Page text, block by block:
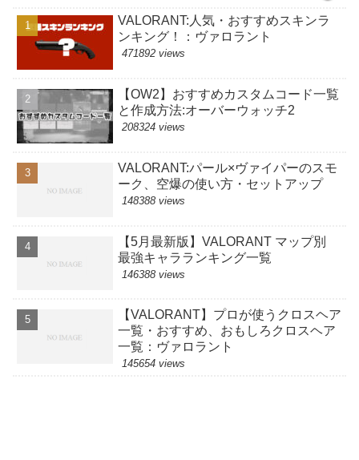
VALORANT:人気・おすすめスキンラ
ンキング！：ヴァロラント
471892 views
【OW2】おすすめカスタムコード一覧
と作成方法:オーバーウォッチ2
208324 views
VALORANT:パール×ヴァイパーのスモ
ーク、空爆の使い方・セットアップ
148388 views
【5月最新版】VALORANT マップ別
最強キャラランキング一覧
146388 views
【VALORANT】プロが使うクロスヘア
一覧・おすすめ、おもしろクロスヘア
一覧：ヴァロラント
145654 views